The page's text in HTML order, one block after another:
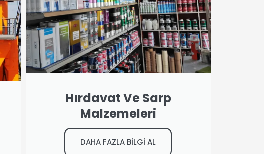
Hırdavat Ve Sarp
Malzemeleri
DAHA FAZLA BİLGİ AL